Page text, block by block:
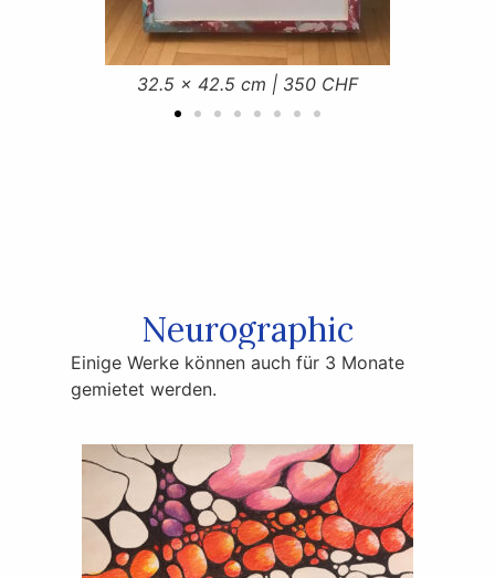
32.5 x 42.5 cm | 350 CHF
Neurographic
Einige Werke können auch für 3 Monate
gemietet werden.